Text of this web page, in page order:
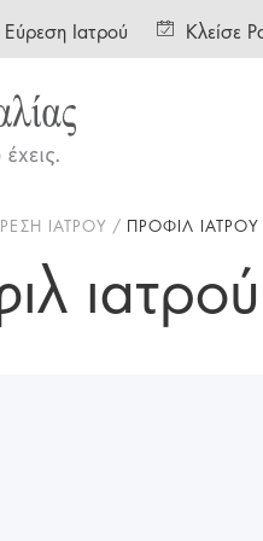
Εύρεση Ιατρού Κλείσε
ΙΑΤΡΟΥ ΠΡΟΦΙΛ ΙΑΤΡΟΥ
ιατρού